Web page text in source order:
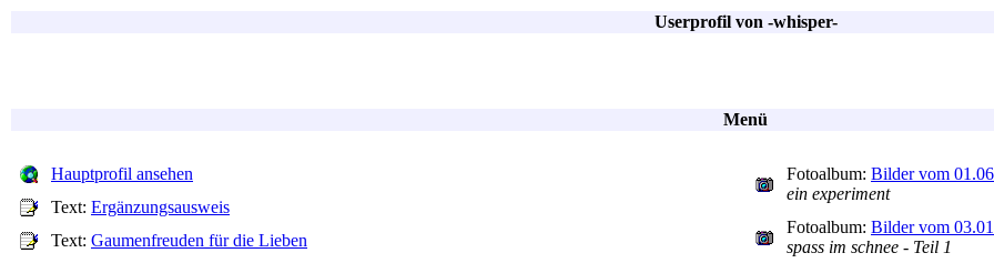
Userprofil von -whisper-
Menü
Hauptprofil ansehen
Text: Ergänzungsausweis
Text: Gaumenfreuden für die Lieben
Fotoalbum: Bilder vom
ein experiment
Fotoalbum: Bilder vom
spass im schnee - Teil 1